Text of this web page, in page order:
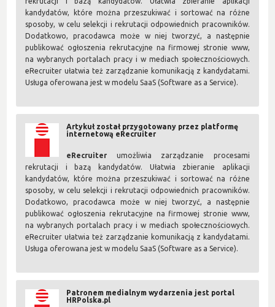
kandydatów, które można przeszukiwać i sortować na różne
sposoby, w celu selekcji i rekrutacji odpowiednich pracowników.
Dodatkowo, pracodawca może w niej tworzyć, a następnie
publikować ogłoszenia rekrutacyjne na firmowej stronie www,
na wybranych portalach pracy i w mediach społecznościowych.
eRecruiter ułatwia też zarządzanie komunikacją z kandydatami.
Usługa oferowana jest w modelu SaaS (Software as a Service).
Artykuł został przygotowany przez platformę
internetową eRecruiter
eRecruiter umożliwia zarządzanie procesami
rekrutacji i bazą kandydatów. Ułatwia zbieranie aplikacji
kandydatów, które można przeszukiwać i sortować na różne
sposoby, w celu selekcji i rekrutacji odpowiednich pracowników.
Dodatkowo, pracodawca może w niej tworzyć, a następnie
publikować ogłoszenia rekrutacyjne na firmowej stronie www,
na wybranych portalach pracy i w mediach społecznościowych.
eRecruiter ułatwia też zarządzanie komunikacją z kandydatami.
Usługa oferowana jest w modelu SaaS (Software as a Service).
Patronem medialnym wydarzenia jest portal
HRPolska.pl